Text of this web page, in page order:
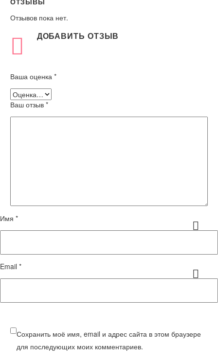
Отзывов пока нет.
ДОБАВИТЬ ОТЗЫВ
Ваша оценка *
Ваш отзыв *
Имя *
Email *
Сохранить моё имя, email и адрес сайта в этом браузере
для последующих моих комментариев.